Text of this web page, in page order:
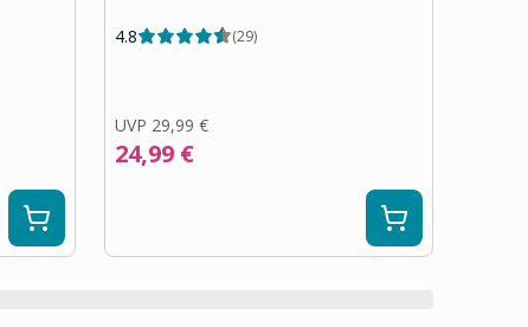
4.8 (29)
UVP 29,99 €
24,99 €